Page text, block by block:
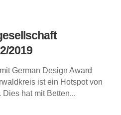
2019
German Design Award
ist ein Hotspot von
hat mit Betten...